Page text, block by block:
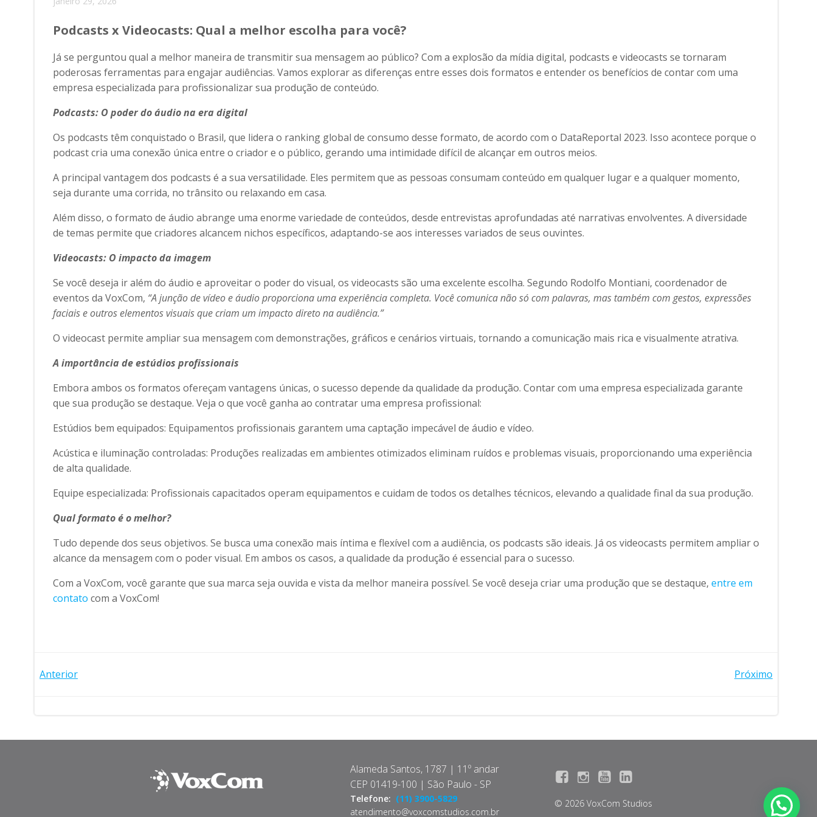
Podcasts x Videocasts: Qual a melhor escolha para você?
Já se perguntou qual a melhor maneira de transmitir sua mensagem ao público? Com a explosão da mídia digital, podcasts e videocasts se tornaram
poderosas ferramentas para engajar audiências. Vamos explorar as diferenças entre esses dois formatos e entender os benefícios de contar com uma
empresa especializada para profissionalizar sua produção de conteúdo.
Podcasts: O poder do áudio na era digital
Os podcasts têm conquistado o Brasil, que lidera o ranking global de consumo desse formato, de acordo com o DataReportal 2023. Isso acontece porque o
podcast cria uma conexão única entre o criador e o público, gerando uma intimidade difícil de alcançar em outros meios.
A principal vantagem dos podcasts é a sua versatilidade. Eles permitem que as pessoas consumam conteúdo em qualquer lugar e a qualquer momento,
seja durante uma corrida, no trânsito ou relaxando em casa.
Além disso, o formato de áudio abrange uma enorme variedade de conteúdos, desde entrevistas aprofundadas até narrativas envolventes. A diversidade
de temas permite que criadores alcancem nichos específicos, adaptando-se aos interesses variados de seus ouvintes.
Videocasts: O impacto da imagem
Se você deseja ir além do áudio e aproveitar o poder do visual, os videocasts são uma excelente escolha. Segundo Rodolfo Montiani, coordenador de
eventos da VoxCom, “A junção de vídeo e áudio proporciona uma experiência completa. Você comunica não só com palavras, mas também com gestos, expressões
faciais e outros elementos visuais que criam um impacto direto na audiência.”
O videocast permite ampliar sua mensagem com demonstrações, gráficos e cenários virtuais, tornando a comunicação mais rica e visualmente atrativa.
A importância de estúdios profissionais
Embora ambos os formatos ofereçam vantagens únicas, o sucesso depende da qualidade da produção. Contar com uma empresa especializada garante
que sua produção se destaque. Veja o que você ganha ao contratar uma empresa profissional:
Estúdios bem equipados: Equipamentos profissionais garantem uma captação impecável de áudio e vídeo.
Acústica e iluminação controladas: Produções realizadas em ambientes otimizados eliminam ruídos e problemas visuais, proporcionando uma experiência
de alta qualidade.
Equipe especializada: Profissionais capacitados operam equipamentos e cuidam de todos os detalhes técnicos, elevando a qualidade final da sua produção.
Qual formato é o melhor?
Tudo depende dos seus objetivos. Se busca uma conexão mais íntima e flexível com a audiência, os podcasts são ideais. Já os videocasts permitem ampliar o
alcance da mensagem com o poder visual. Em ambos os casos, a qualidade da produção é essencial para o sucesso.
Com a VoxCom, você garante que sua marca seja ouvida e vista da melhor maneira possível. Se você deseja criar uma produção que se destaque, entre em
contato com a VoxCom!
Post
Anterior Próximo
Alameda Santos, 1787 | 11º andar
CEP 01419-100 | São Paulo - SP
Telefone: (11) 3900-5829
atendimento@voxcomstudios.com.br
© 2026 VoxCom Studios